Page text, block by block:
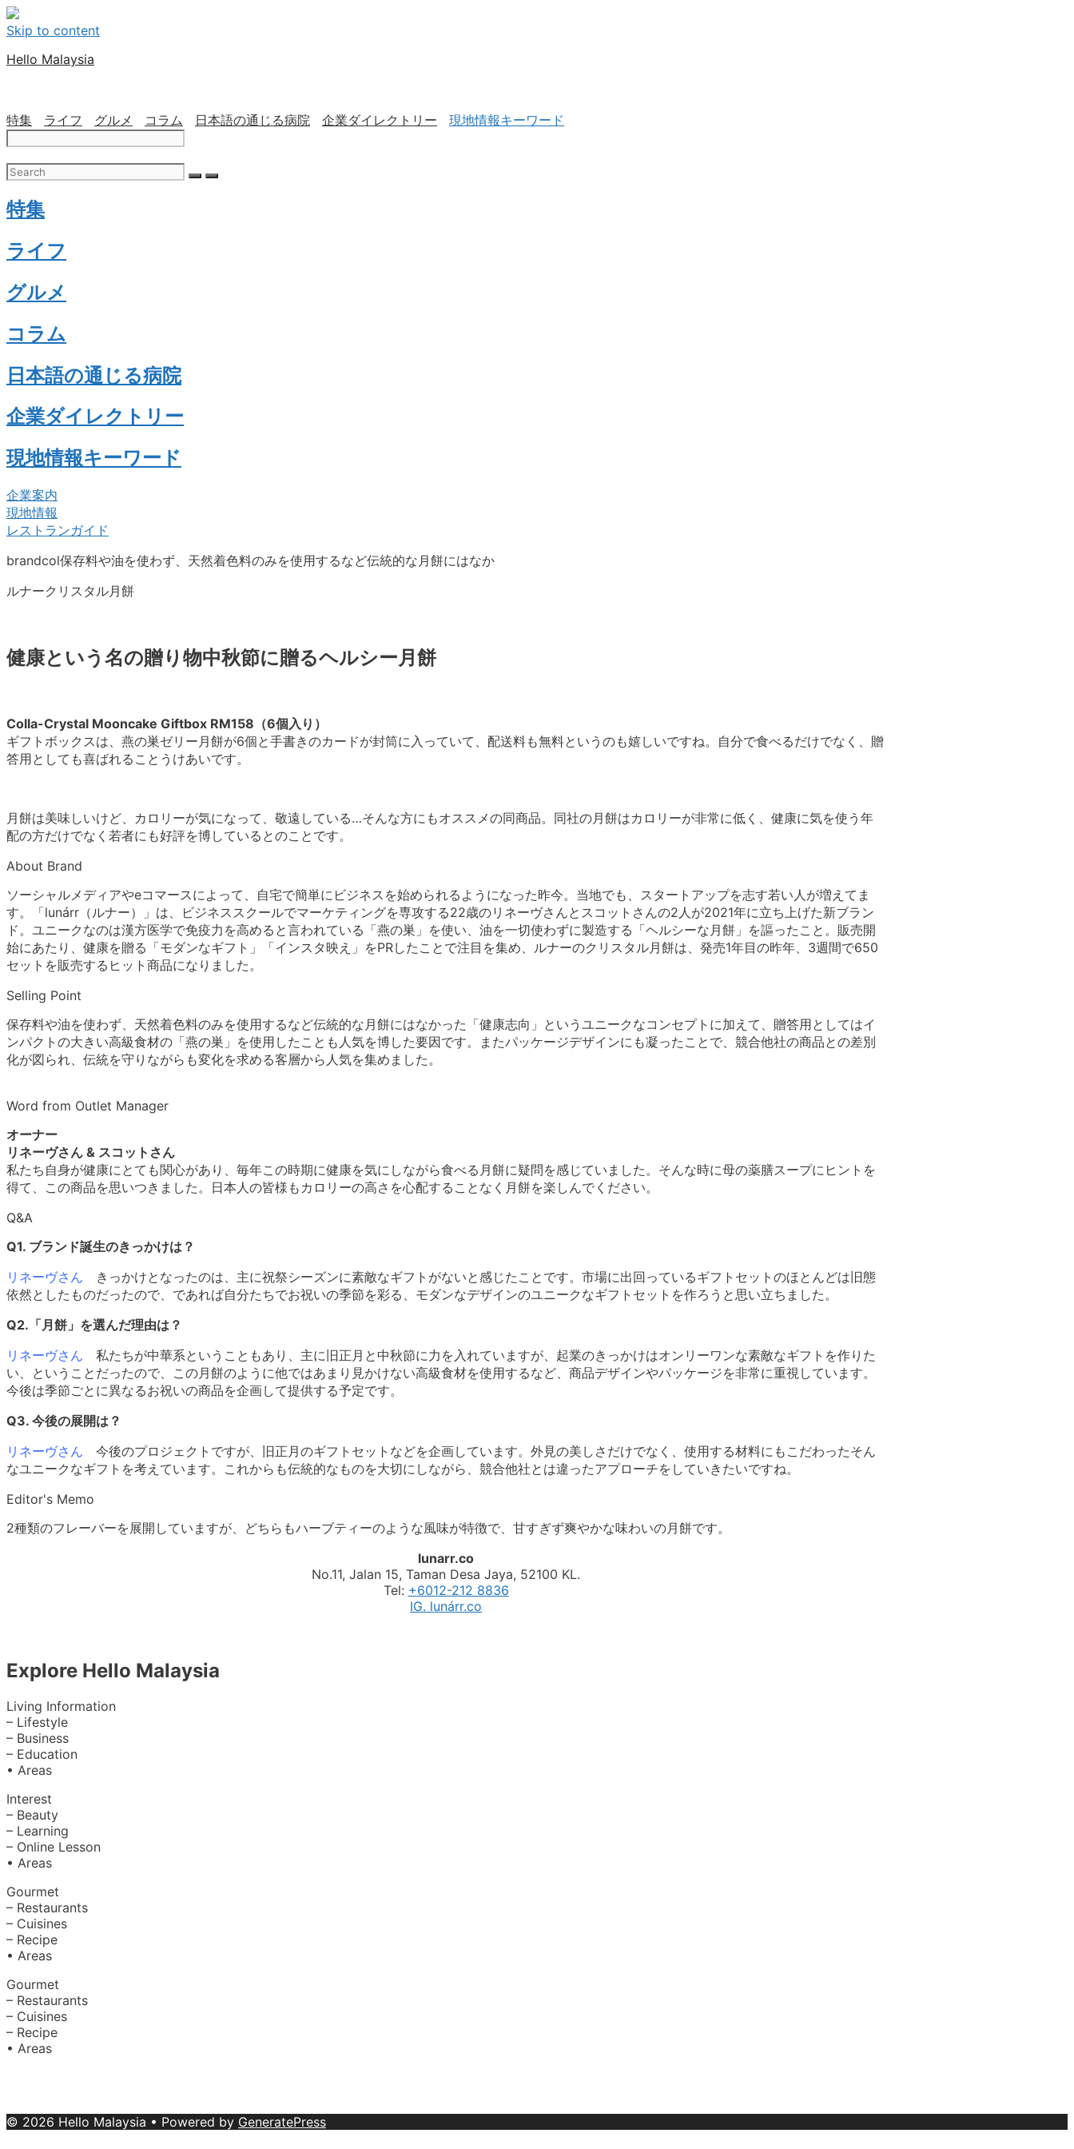
Skip to content
Hello Malaysia
特集 ライフ グルメ コラム 日本語の通じる病院 企業ダイレクトリー 現地情報キーワード
特集
ライフ
グルメ
コラム
日本語の通じる病院
企業ダイレクトリー
現地情報キーワード
企業案内
現地情報
レストランガイド
brandcol保存料や油を使わず、天然着色料のみを使用するなど伝統的な月餅にはなか
ルナークリスタル月餅
健康という名の贈り物中秋節に贈るヘルシー月餅
Colla-Crystal Mooncake Giftbox RM158（6個入り）
ギフトボックスは、燕の巣ゼリー月餅が6個と手書きのカードが封筒に入っていて、配送料も無料というのも嬉しいですね。自分で食べるだけでなく、贈
答用としても喜ばれることうけあいです。
月餅は美味しいけど、カロリーが気になって、敬遠している…そんな方にもオススメの同商品。同社の月餅はカロリーが非常に低く、健康に気を使う年
配の方だけでなく若者にも好評を博しているとのことです。
About Brand
ソーシャルメディアやeコマースによって、自宅で簡単にビジネスを始められるようになった昨今。当地でも、スタートアップを志す若い人が増えてま
す。「lunárr（ルナー）」は、ビジネススクールでマーケティングを専攻する22歳のリネーヴさんとスコットさんの2人が2021年に立ち上げた新ブラン
ド。ユニークなのは漢方医学で免疫力を高めると言われている「燕の巣」を使い、油を一切使わずに製造する「ヘルシーな月餅」を謳ったこと。販売開
始にあたり、健康を贈る「モダンなギフト」「インスタ映え」をPRしたことで注目を集め、ルナーのクリスタル月餅は、発売1年目の昨年、3週間で650
セットを販売するヒット商品になりました。
Selling Point
保存料や油を使わず、天然着色料のみを使用するなど伝統的な月餅にはなかった「健康志向」というユニークなコンセプトに加えて、贈答用としてはイ
ンパクトの大きい高級食材の「燕の巣」を使用したことも人気を博した要因です。またパッケージデザインにも凝ったことで、競合他社の商品との差別
化が図られ、伝統を守りながらも変化を求める客層から人気を集めました。
Word from Outlet Manager
オーナー
リネーヴさん & スコットさん
私たち自身が健康にとても関心があり、毎年この時期に健康を気にしながら食べる月餅に疑問を感じていました。そんな時に母の薬膳スープにヒントを
得て、この商品を思いつきました。日本人の皆様もカロリーの高さを心配することなく月餅を楽しんでください。
Q&A
Q1. ブランド誕生のきっかけは？
リネーヴさん きっかけとなったのは、主に祝祭シーズンに素敵なギフトがないと感じたことです。市場に出回っているギフトセットのほとんどは旧態
依然としたものだったので、であれば自分たちでお祝いの季節を彩る、モダンなデザインのユニークなギフトセットを作ろうと思い立ちました。
Q2.「月餅」を選んだ理由は？
リネーヴさん 私たちが中華系ということもあり、主に旧正月と中秋節に力を入れていますが、起業のきっかけはオンリーワンな素敵なギフトを作りた
い、ということだったので、この月餅のように他ではあまり見かけない高級食材を使用するなど、商品デザインやパッケージを非常に重視しています。
今後は季節ごとに異なるお祝いの商品を企画して提供する予定です。
Q3. 今後の展開は？
リネーヴさん 今後のプロジェクトですが、旧正月のギフトセットなどを企画しています。外見の美しさだけでなく、使用する材料にもこだわったそん
なユニークなギフトを考えています。これからも伝統的なものを大切にしながら、競合他社とは違ったアプローチをしていきたいですね。
Editor's Memo
2種類のフレーバーを展開していますが、どちらもハーブティーのような風味が特徴で、甘すぎず爽やかな味わいの月餅です。
lunarr.co
No.11, Jalan 15, Taman Desa Jaya, 52100 KL.
Tel: +6012-212 8836
IG. lunárr.co
Explore Hello Malaysia
Living Information
– Lifestyle
– Business
– Education
• Areas
Interest
– Beauty
– Learning
– Online Lesson
• Areas
Gourmet
– Restaurants
– Cuisines
– Recipe
• Areas
Gourmet
– Restaurants
– Cuisines
– Recipe
• Areas
© 2026 Hello Malaysia • Powered by GeneratePress